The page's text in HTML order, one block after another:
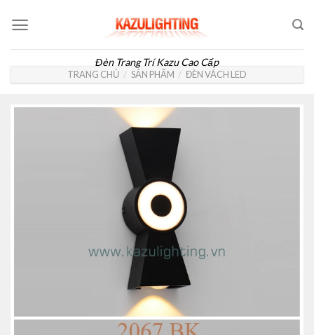
Đèn Trang Trí Kazu Cao Cấp
TRANG CHỦ / SẢN PHẨM / ĐÈN VÁCH LED